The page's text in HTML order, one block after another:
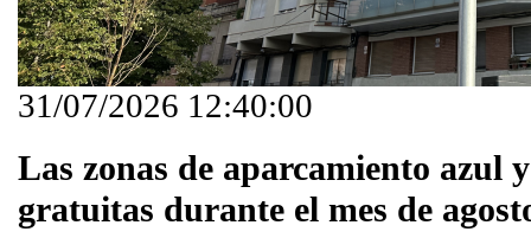
31/07/2026 12:40:00
Las zonas de aparcamiento azul
gratuitas durante el mes de